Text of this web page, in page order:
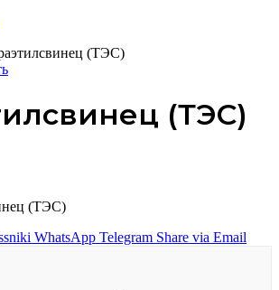
(ТЭС)
(ТЭС)
(ТЭС)
WhatsApp Telegram Share via Email